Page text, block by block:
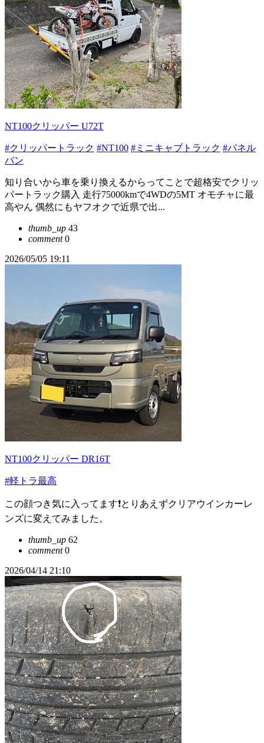
NT100クリッパー U72T
#クリッパートラック #NT100 #ミニキャブトラック #パネル
バン
知り合いから車を乗り換えるからってことで超格安でクリッ
パートラック購入 走行75000kmで4WDの5MT オモチャに最
高やん 偶然にもヤフオクで近県で出...
thumb_up 43
comment0
2026/05/05 19:11
NT100クリッパー DR16T
#軽トラ最高
この顔つき気に入ってます❗とりあえずクリアウインカーレ
ンズに変えてみました。
thumb_up 62
comment0
2026/04/14 21:10